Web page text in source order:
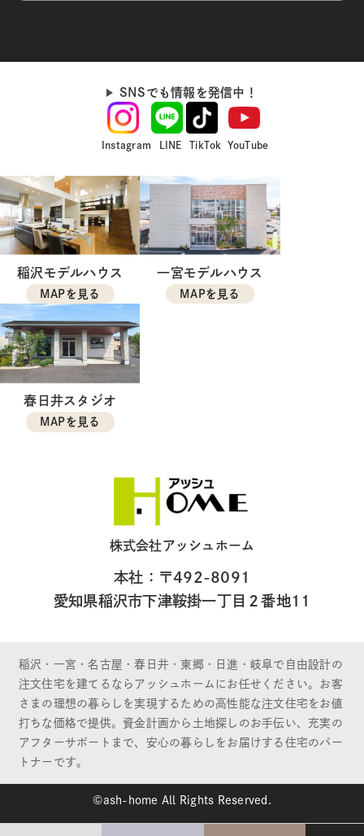
SNSでも情報を発信中！
Instagram LINE TikTok YouTube
稲沢モデルハウス
MAPを見る
一宮モデルハウス
MAPを見る
春日井スタジオ
MAPを見る
株式会社アッシュホーム
本社：〒492-8091
愛知県稲沢市下津鞍掛一丁目２番地11
稲沢・一宮・名古屋・春日井・東郷・日進・岐阜で自由設計の
注文住宅を建てるならアッシュホームにお任せください。お客
さまの理想の暮らしを実現するための高性能な注文住宅をお値
打ちな価格で提供。資金計画から土地探しのお手伝い、充実の
アフターサポートまで、安心の暮らしをお届けする住宅のパー
トナーです。
©ash-home All Rights Reserved.